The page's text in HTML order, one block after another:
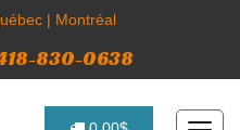
| Montréal
830-0638